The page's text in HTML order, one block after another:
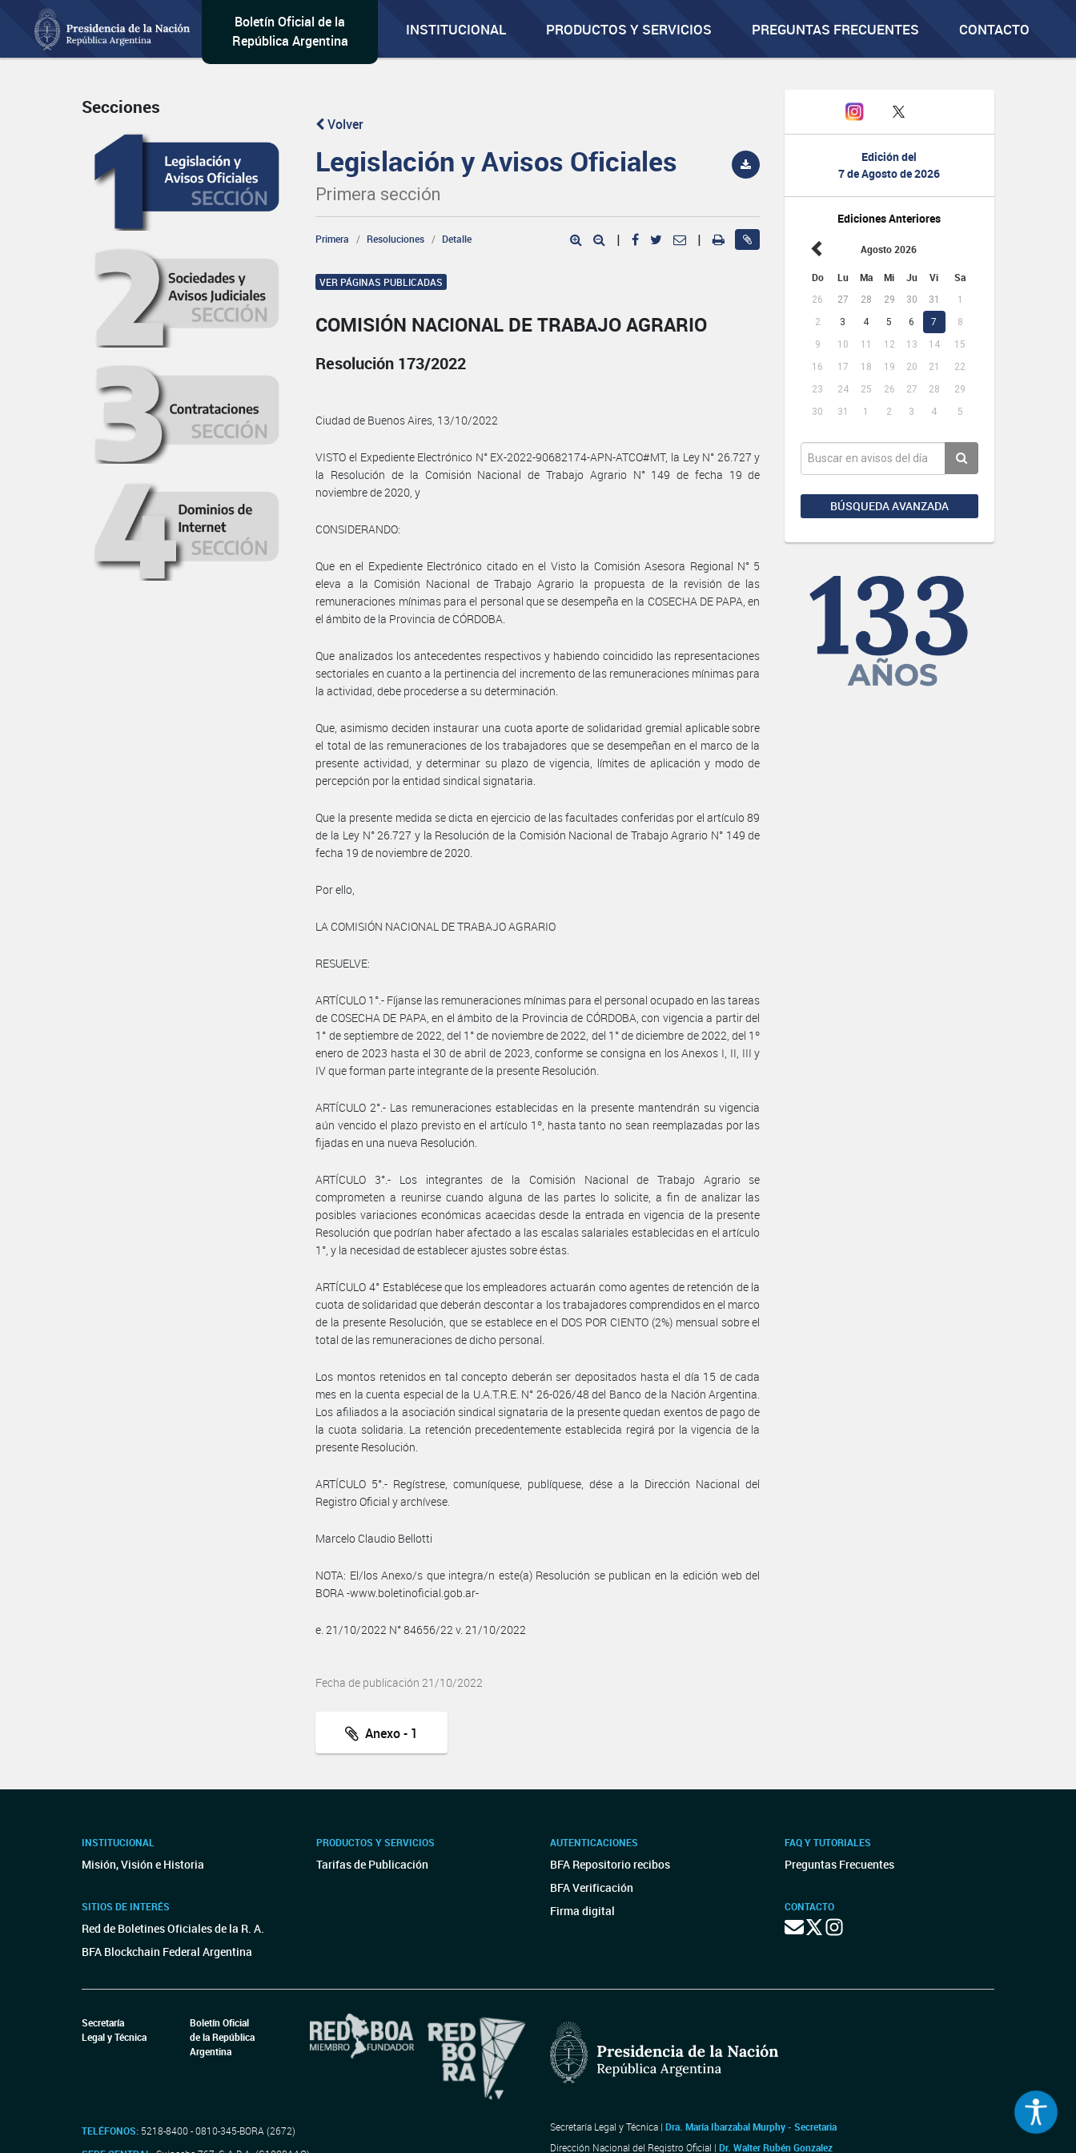
Boletín Oficial de la
República Argentina
INSTITUCIONAL PRODUCTOS Y SERVICIOS PREGUNTAS FRECUENTES CONTACTO
Edición del
7 de Agosto de 2026
Ediciones Anteriores
Agosto 2026
Do Lu Ma Mi Ju Vi Sa
26 27 28 29 30 31
1
2
3 4 5 6 7
8
9
10 11 12 13 14
15
16
17 18 19 20 21
22
23
24 25 26 27 28
29
30
31 1 2 3 4 5
BÚSQUEDA AVANZADA
Secciones
Volver
Legislación y Avisos Oficiales
Primera sección
Primera Resoluciones Detalle | |
VER PÁGINAS PUBLICADAS
COMISIÓN NACIONAL DE TRABAJO AGRARIO
Resolución 173/2022
Ciudad de Buenos Aires, 13/10/2022
VISTO el Expediente Electrónico N° EX-2022-90682174-APN-ATCO#MT, la Ley N° 26.727 y
la Resolución de la Comisión Nacional de Trabajo Agrario N° 149 de fecha 19 de
noviembre de 2020, y
CONSIDERANDO:
Que en el Expediente Electrónico citado en el Visto la Comisión Asesora Regional N° 5
eleva a la Comisión Nacional de Trabajo Agrario la propuesta de la revisión de las
remuneraciones mínimas para el personal que se desempeña en la COSECHA DE PAPA, en
el ámbito de la Provincia de CÓRDOBA.
Que analizados los antecedentes respectivos y habiendo coincidido las representaciones
sectoriales en cuanto a la pertinencia del incremento de las remuneraciones mínimas para
la actividad, debe procederse a su determinación.
Que, asimismo deciden instaurar una cuota aporte de solidaridad gremial aplicable sobre
el total de las remuneraciones de los trabajadores que se desempeñan en el marco de la
presente actividad, y determinar su plazo de vigencia, límites de aplicación y modo de
percepción por la entidad sindical signataria.
Que la presente medida se dicta en ejercicio de las facultades conferidas por el artículo 89
de la Ley N° 26.727 y la Resolución de la Comisión Nacional de Trabajo Agrario N° 149 de
fecha 19 de noviembre de 2020.
Por ello,
LA COMISIÓN NACIONAL DE TRABAJO AGRARIO
RESUELVE:
ARTÍCULO 1°.- Fíjanse las remuneraciones mínimas para el personal ocupado en las tareas
de COSECHA DE PAPA, en el ámbito de la Provincia de CÓRDOBA, con vigencia a partir del
1° de septiembre de 2022, del 1° de noviembre de 2022, del 1° de diciembre de 2022, del 1º
enero de 2023 hasta el 30 de abril de 2023, conforme se consigna en los Anexos I, II, III y
IV que forman parte integrante de la presente Resolución.
ARTÍCULO 2°.- Las remuneraciones establecidas en la presente mantendrán su vigencia
aún vencido el plazo previsto en el artículo 1º, hasta tanto no sean reemplazadas por las
fijadas en una nueva Resolución.
ARTÍCULO 3°.- Los integrantes de la Comisión Nacional de Trabajo Agrario se
comprometen a reunirse cuando alguna de las partes lo solicite, a fin de analizar las
posibles variaciones económicas acaecidas desde la entrada en vigencia de la presente
Resolución que podrían haber afectado a las escalas salariales establecidas en el artículo
1°, y la necesidad de establecer ajustes sobre éstas.
ARTÍCULO 4° Establécese que los empleadores actuarán como agentes de retención de la
cuota de solidaridad que deberán descontar a los trabajadores comprendidos en el marco
de la presente Resolución, que se establece en el DOS POR CIENTO (2%) mensual sobre el
total de las remuneraciones de dicho personal.
Los montos retenidos en tal concepto deberán ser depositados hasta el día 15 de cada
mes en la cuenta especial de la U.A.T.R.E. N° 26-026/48 del Banco de la Nación Argentina.
Los afiliados a la asociación sindical signataria de la presente quedan exentos de pago de
la cuota solidaria. La retención precedentemente establecida regirá por la vigencia de la
presente Resolución.
ARTÍCULO 5°.- Regístrese, comuníquese, publíquese, dése a la Dirección Nacional del
Registro Oficial y archívese.
Marcelo Claudio Bellotti
NOTA: El/los Anexo/s que integra/n este(a) Resolución se publican en la edición web del
BORA -www.boletinoficial.gob.ar-
e. 21/10/2022 N° 84656/22 v. 21/10/2022
Fecha de publicación 21/10/2022
Anexo - 1
INSTITUCIONAL
Misión, Visión e Historia
SITIOS DE INTERÉS
Red de Boletines Oficiales de la R. A.
BFA Blockchain Federal Argentina
PRODUCTOS Y SERVICIOS
Tarifas de Publicación
AUTENTICACIONES
BFA Repositorio recibos
BFA Verificación
Firma digital
FAQ Y TUTORIALES
Preguntas Frecuentes
CONTACTO
Secretaría
Legal y Técnica
Boletín Oficial
de la República
Argentina
TELÉFONOS: 5218-8400 - 0810-345-BORA (2672)
Secretaría Legal y Técnica | Dra. María Ibarzabal Murphy - Secretaria
Dirección Nacional del Registro Oficial | Dr. Walter Rubén Gonzalez